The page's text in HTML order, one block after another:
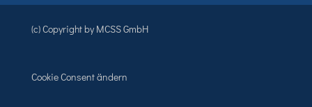
(c) Copyright by MCSS GmbH
Cookie Consent ändern